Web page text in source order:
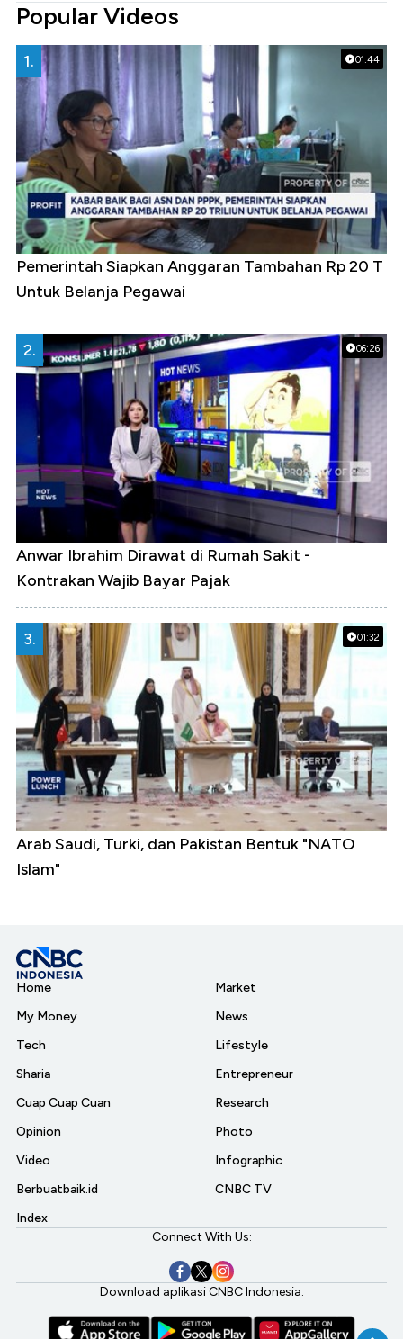
Popular Videos
01:44
1.
Pemerintah Siapkan Anggaran Tambahan Rp 20 T
Untuk Belanja Pegawai
06:26
2.
Anwar Ibrahim Dirawat di Rumah Sakit -
Kontrakan Wajib Bayar Pajak
01:32
3.
Arab Saudi, Turki, dan Pakistan Bentuk "NATO
Islam"
Home
My Money
Tech
Sharia
Cuap Cuap Cuan
Opinion
Video
Berbuatbaik.id
Index
Market
News
Lifestyle
Entrepreneur
Research
Photo
Infographic
CNBC TV
Connect With Us:
Download aplikasi CNBC Indonesia: